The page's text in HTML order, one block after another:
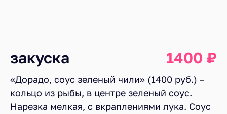
закуска 1400 ₽
«Дорадо, соус зеленый чили» (1400 руб.) –
кольцо из рыбы, в центре зеленый соус.
Нарезка мелкая, с вкраплениями лука. Соус